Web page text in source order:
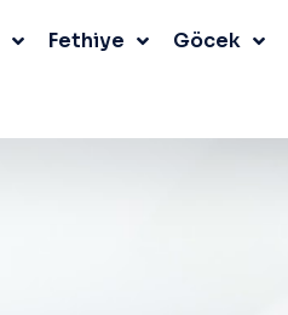
Fethiye Göcek